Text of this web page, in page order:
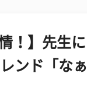
！】先生
ンド「な